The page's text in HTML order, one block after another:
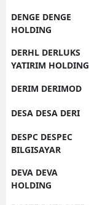
DENGE DENGE
HOLDING
DERHL DERLUKS
YATIRIM HOLDING
DERIM DERIMOD
DESA DESA DERI
DESPC DESPEC
BILGISAYAR
DEVA DEVA
HOLDING